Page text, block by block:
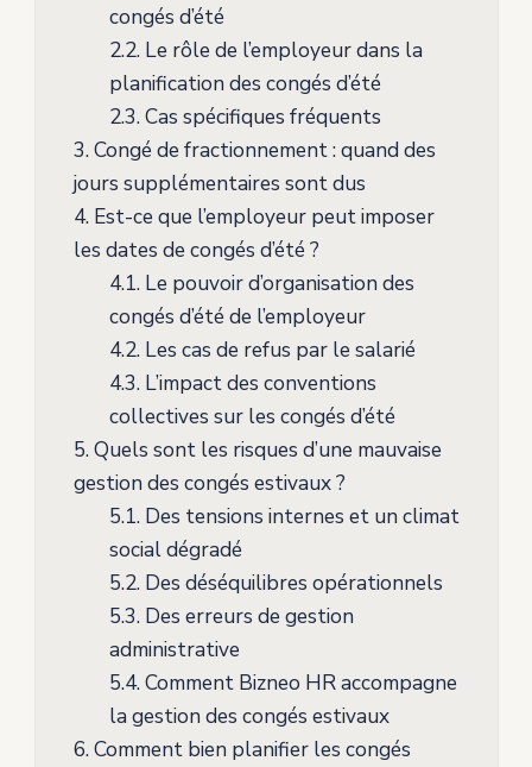
congés d’été
2.2.Le rôle de l’employeur dans la
planification des congés d’été
2.3.Cas spécifiques fréquents
3.Congé de fractionnement : quand des
jours supplémentaires sont dus
4.Est-ce que l’employeur peut imposer
les dates de congés d’été ?
4.1.Le pouvoir d’organisation des
congés d’été de l’employeur
4.2.Les cas de refus par le salarié
4.3.L’impact des conventions
collectives sur les congés d’été
5.Quels sont les risques d’une mauvaise
gestion des congés estivaux ?
5.1.Des tensions internes et un climat
social dégradé
5.2.Des déséquilibres opérationnels
5.3.Des erreurs de gestion
administrative
5.4.Comment Bizneo HR accompagne
la gestion des congés estivaux
6.Comment bien planifier les congés